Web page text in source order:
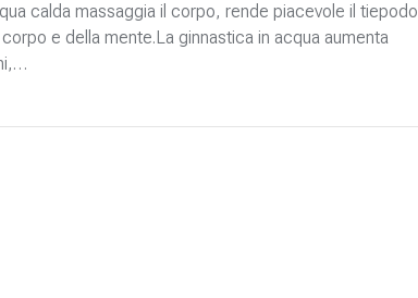
calda massaggia il corpo, rende piacevole il tiepodo
e della mente.La ginnastica in acqua aumenta